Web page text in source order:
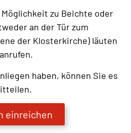
zu Beichte oder
an der Tür zum
der Klosterkirche) läuten
anrufen.
haben, können Sie es
einreichen